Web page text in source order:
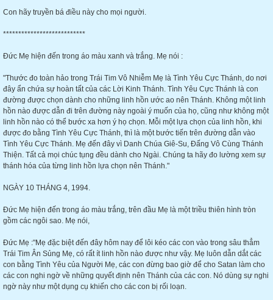
Con hãy truyền bá điều này cho mọi người.
***************************
Đức Mẹ hiện đến trong áo màu xanh và trắng. Mẹ nói :
"Thước đo toàn hảo trong Trái Tim Vô Nhiễm Mẹ là Tình Yêu Cực Thánh, do nơi
đây ẩn chứa sự hoàn tất của các Lời Kinh Thánh. Tình Yêu Cực Thánh là con
đường được chọn dành cho những linh hồn ước ao nên Thánh. Không một linh
hồn nào được dẫn đi trên đường này ngoài ý muốn của họ, cũng như không một
linh hồn nào có thể bước xa hơn ý họ chọn. Mỗi một lựa chọn của linh hồn, khi
được đo bằng Tình Yêu Cực Thánh, thì là một bước tiến trên đường dẫn vào
Tình Yêu Cực Thánh. Mẹ đến đây vì Danh Chúa Giê-Su, Đấng Vô Cùng Thánh
Thiện. Tất cả mọi chúc tụng đều dành cho Ngài. Chúng ta hãy đo lường xem sự
thánh hóa của từng linh hồn lựa chọn nên Thánh."
NGÀY 10 THÁNG 4, 1994.
Đức Mẹ hiện đến trong áo màu trắng, trên đầu Mẹ là một triều thiên hình tròn
gồm các ngôi sao. Mẹ nói,
Đức Mẹ :"Mẹ đặc biệt đến đây hôm nay để lôi kéo các con vào trong sâu thẳm
Trái Tim Ân Sủng Mẹ, có rất ít linh hồn nào được như vậy. Mẹ luôn dẫn dắt các
con bằng Tình Yêu của Người Mẹ, các con đừng bao giờ để cho Satan làm cho
các con nghi ngờ về những quyết định nên Thánh của các con. Nó dùng sự nghi
ngờ này như một dụng cụ khiến cho các con bị rối loạn.